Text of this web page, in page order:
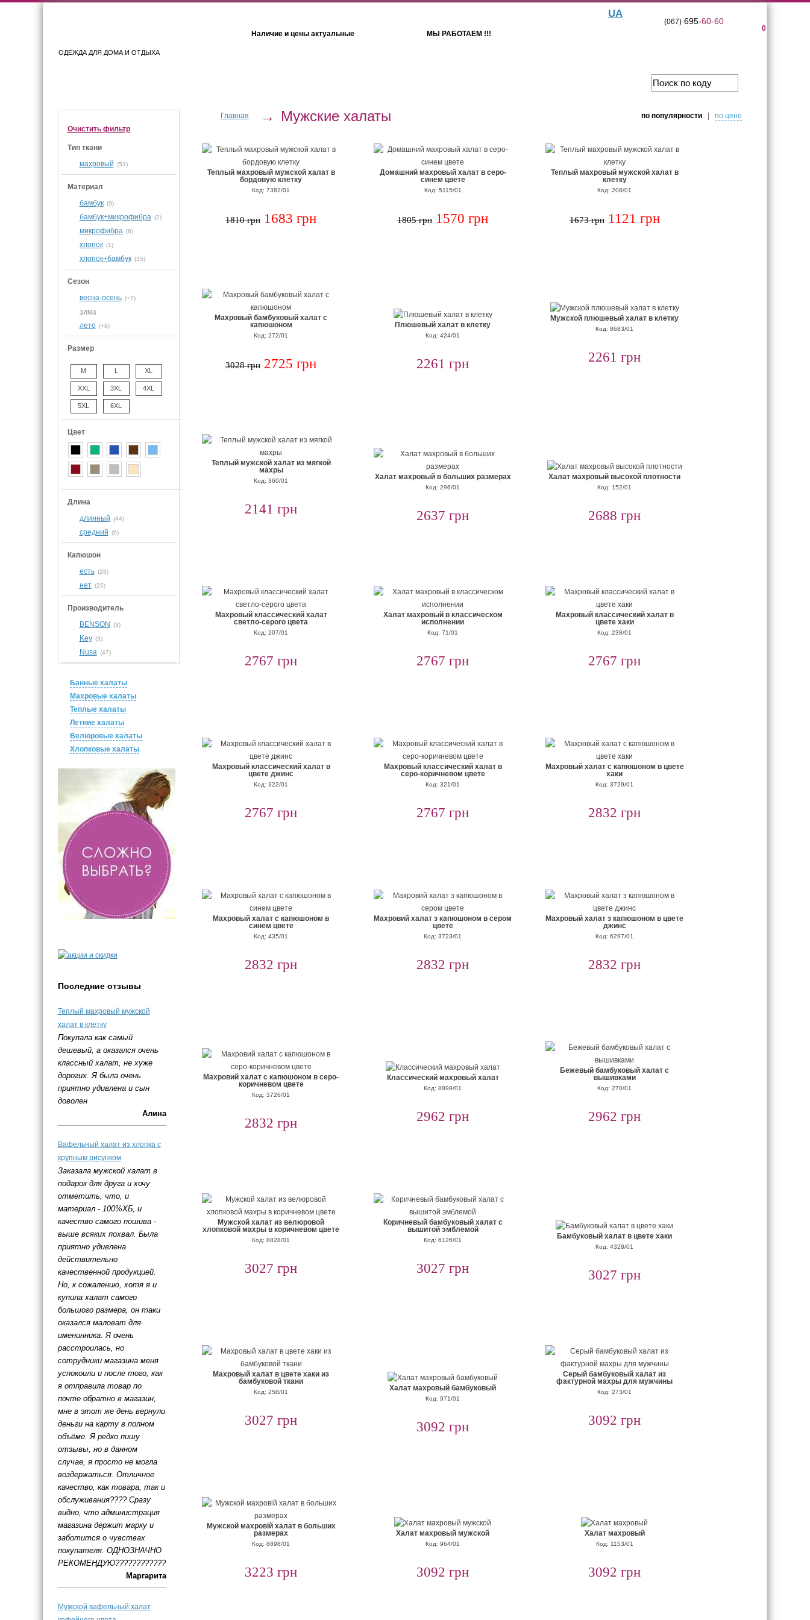
ОДЕЖДА ДЛЯ ДОМА И ОТДЫХА
Наличие и цены актуальные МЫ РАБОТАЕМ !!!
UA
0
(067)695-60-60
Очистить фильтр
Тип ткани
махровый (53)
Материал
бамбук (9)
бамбук+микрофибра (2)
микрофибра (6)
хлопок (1)
хлопок+бамбук (35)
Сезон
весна-осень (+7)
зима
лето (+8)
Размер
M L XL
XXL 3XL 4XL
5XL 6XL
Цвет
Длина
длинный (44)
средний (9)
Капюшон
есть (28)
нет (25)
Производитель
BENSON
(3)
Key (3)
Nusa (47)
Банные халаты
Махровые халаты
Теплые халаты
Летние халаты
Велюровые халаты
Хлопковые халаты
Последние отзывы
Теплый махровый мужской
халат в клетку
Покупала как самый
дешевый, а оказался очень
классный халат, не хуже
дорогих. Я была очень
приятно удивлена и сын
доволен
Алина
Вафельный халат из хлопка с
крупным рисунком
Заказала мужской халат в
подарок для друга и хочу
отметить, что, и
материал - 100%ХБ, и
качество самого пошива -
выше всяких похвал. Была
приятно удивлена
действительно
качественной продукцией.
Но, к сожалению, хотя я и
купила халат самого
большого размера, он таки
оказался маловат для
именинника. Я очень
расстроилась, но
сотрудники магазина меня
успокоили и после того, как
я отправила товар по
почте обратно в магазин,
мне в этот же день вернули
деньги на карту в полном
объёме. Я редко пишу
отзывы, но в данном
случае, я просто не могла
воздержаться. Отличное
качество, как товара, так и
обслуживания???? Сразу
видно, что администрация
магазина держит марку и
заботится о чувствах
покупателя. ОДНОЗНАЧНО
РЕКОМЕНДУЮ????????????
Маргарита
Мужской вафельный халат
Главная → Мужские халаты по популярности| по цене
Теплый махровый мужской халат в
бордовую клетку
Код: 7382/01
1810 грн 1683 грн
Домашний махровый халат в серо-
синем цвете
Код: 5115/01
1805 грн 1570 грн
Теплый махровый мужской халат в
клетку
Код: 208/01
1673 грн 1121 грн
Махровый бамбуковый халат с
капюшоном
Код: 272/01
3028 грн 2725 грн
Плюшевый халат в клетку
Код: 424/01
2261 грн
Мужской плюшевый халат в клетку
Код: 8683/01
2261 грн
Теплый мужской халат из мягкой
махры
Код: 360/01
2141 грн
Халат махровый в больших размерах
Код: 296/01
2637 грн
Халат махровый высокой плотности
Код: 152/01
2688 грн
Махровый классический халат
светло-серого цвета
Код: 207/01
2767 грн
Халат махровый в классическом
исполнении
Код: 71/01
2767 грн
Махровый классический халат в
цвете хаки
Код: 238/01
2767 грн
Махровый классический халат в
цвете джинс
Код: 322/01
2767 грн
Махровый классический халат в
серо-коричневом цвете
Код: 321/01
2767 грн
Махровый халат с капюшоном в цвете
хаки
Код: 3729/01
2832 грн
Махровый халат с капюшоном в
синем цвете
Код: 435/01
2832 грн
Махровий халат з капюшоном в сером
цвете
Код: 3723/01
2832 грн
Махровый халат з капюшоном в цвете
джинс
Код: 6297/01
2832 грн
Махровий халат с капюшоном в серо-
коричневом цвете
Код: 3726/01
2832 грн
Классический махровый халат
Код: 8899/01
2962 грн
Бежевый бамбуковый халат с
вышивками
Код: 270/01
2962 грн
Мужской халат из велюровой
хлопковой махры в коричневом цвете
Код: 8828/01
3027 грн
Коричневый бамбуковый халат с
вышитой эмблемой
Код: 6126/01
3027 грн
Бамбуковый халат в цвете хаки
Код: 4328/01
3027 грн
Махровый халат в цвете хаки из
бамбуковой ткани
Код: 258/01
3027 грн
Халат махровый бамбуковый
Код: 971/01
3092 грн
Серый бамбуковый халат из
фактурной махры для мужчины
Код: 273/01
3092 грн
Мужской махровій халат в больших
размерах
Код: 8898/01
3223 грн
Халат махровый мужской
Код: 964/01
3092 грн
Халат махровый
Код: 1153/01
3092 грн